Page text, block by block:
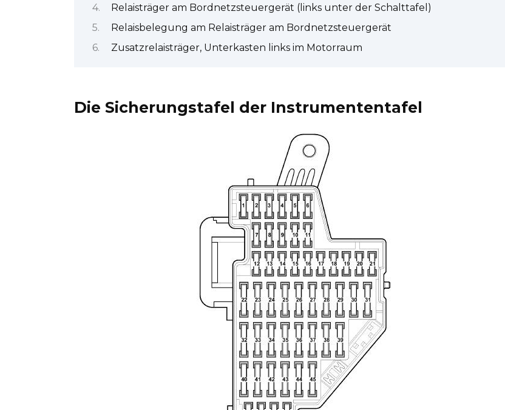
Relaisträger am Bordnetzsteuergerät (links unter der Schalttafel)
Relaisbelegung am Relaisträger am Bordnetzsteuergerät
Zusatzrelaisträger, Unterkasten links im Motorraum
Die Sicherungstafel der Instrumententafel